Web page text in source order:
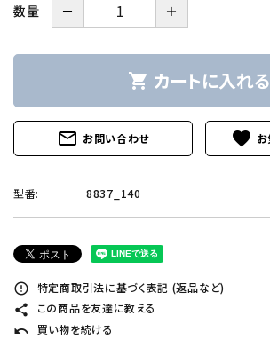
数量 － ＋
shopping_cart カートに入れる
mail_outline お問い合わせ favorite
型番: 8837_140
error_outline 特定商取引法に基づく表記 (返品など)
share この商品を友達に教える
undo 買い物を続ける